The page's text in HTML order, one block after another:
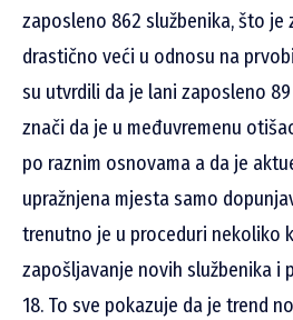
zaposleno 862 službenika, što je
drastično veći u odnosu na
su utvrdili da je lani zaposleno
znači da je u međuvremenu
po raznim osnovama a da je
upražnjena mjesta samo
trenutno je u proceduri nekoliko
zapošljavanje novih službenika i
18. To sve pokazuje da je trend